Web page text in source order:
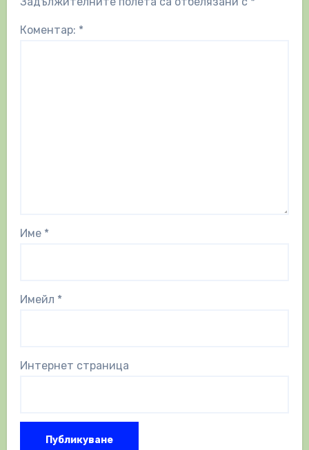
Коментар: *
Име *
Имейл *
Интернет страница